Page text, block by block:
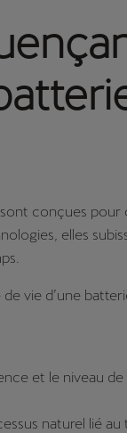
conçues
elles
vie d’une
et le niveau
naturel lié